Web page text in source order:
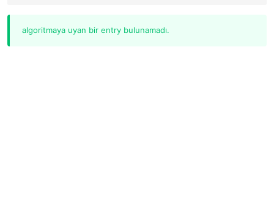
algoritmaya uyan bir entry bulunamadı.